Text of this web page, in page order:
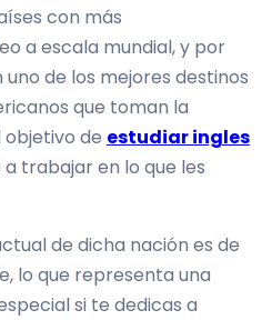
con más
a escala mundial, y por
de los mejores destinos
que toman la
objetivo de estudiar ingles
trabajar en lo que les
de dicha nación es de
lo que representa una
si te dedicas a